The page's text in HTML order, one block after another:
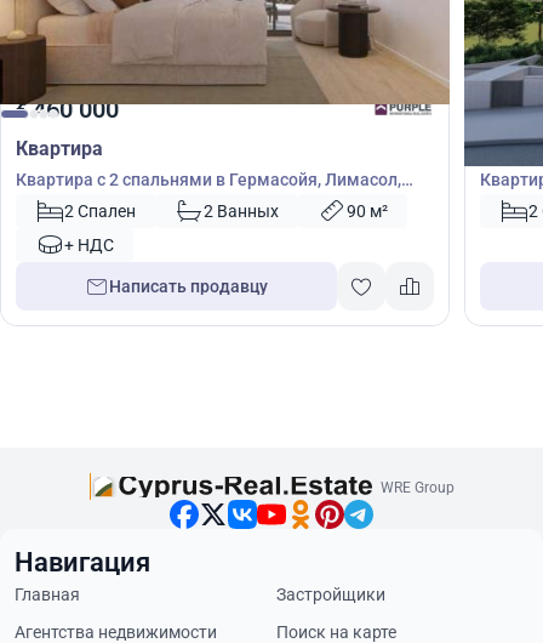
€460 000
Квартира
Квартира с 2 спальнями в Гермасойя, Лимасол,
Кипр № 30756
2 Спален 2 Ванных
90 м²
+ НДС
Написать продавцу
€460
2
WRE Group
Навигация
Главная
Застройщики
Агентства недвижимости
Поиск на карте